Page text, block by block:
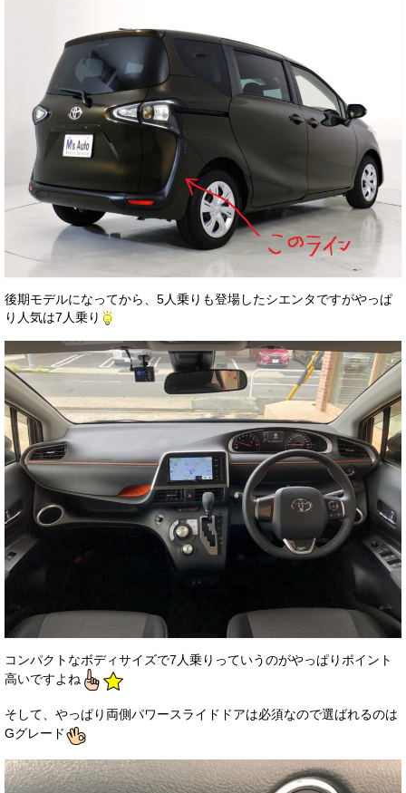
後期モデルになってから、5人乗りも登場したシエンタですがやっぱ
り人気は7人乗り
コンパクトなボディサイズで7人乗りっていうのがやっぱりポイント
高いですよね
そして、やっぱり両側パワースライドドアは必須なので選ばれるのは
Gグレード